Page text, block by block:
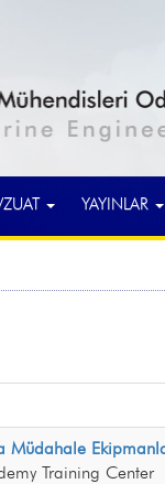
YAYINLAR
Müdahale
Training Center